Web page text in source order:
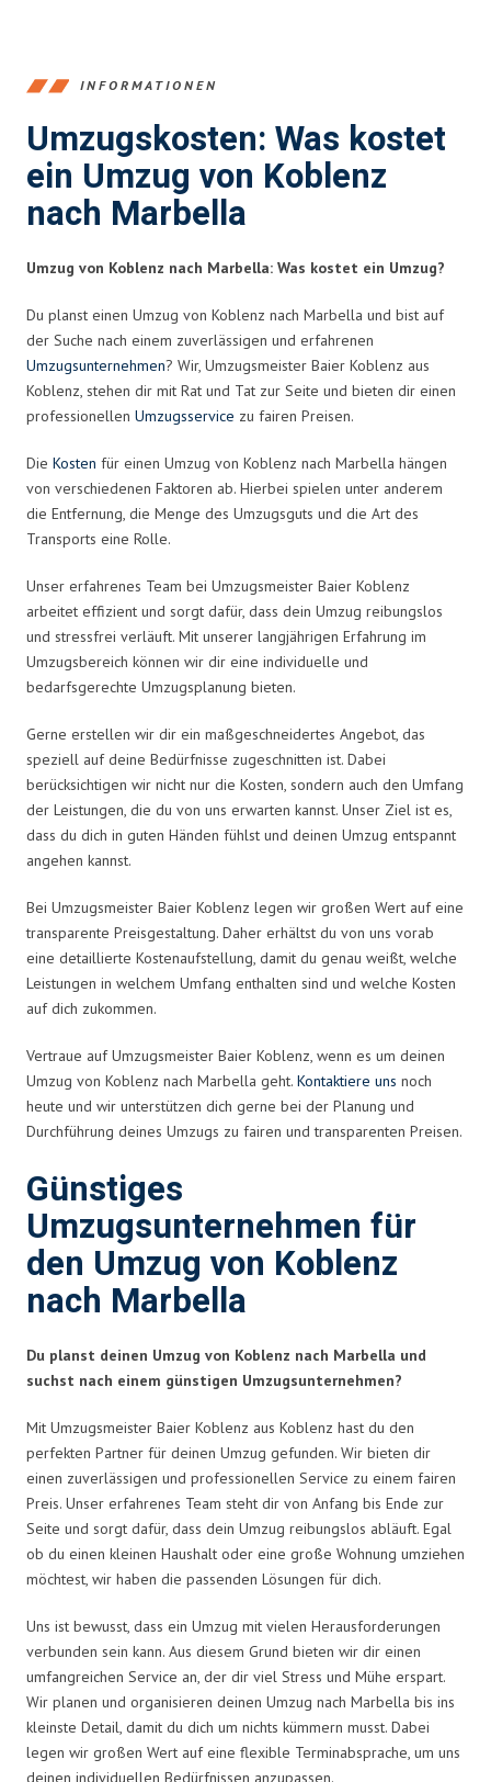
INFORMATIONEN
Umzugskosten: Was kostet
ein Umzug von Koblenz
nach Marbella
Umzug von Koblenz nach Marbella: Was kostet ein Umzug?
Du planst einen Umzug von Koblenz nach Marbella und bist auf
der Suche nach einem zuverlässigen und erfahrenen
Umzugsunternehmen? Wir, Umzugsmeister Baier Koblenz aus
Koblenz, stehen dir mit Rat und Tat zur Seite und bieten dir einen
professionellen Umzugsservice zu fairen Preisen.
Die Kosten für einen Umzug von Koblenz nach Marbella hängen
von verschiedenen Faktoren ab. Hierbei spielen unter anderem
die Entfernung, die Menge des Umzugsguts und die Art des
Transports eine Rolle.
Unser erfahrenes Team bei Umzugsmeister Baier Koblenz
arbeitet effizient und sorgt dafür, dass dein Umzug reibungslos
und stressfrei verläuft. Mit unserer langjährigen Erfahrung im
Umzugsbereich können wir dir eine individuelle und
bedarfsgerechte Umzugsplanung bieten.
Gerne erstellen wir dir ein maßgeschneidertes Angebot, das
speziell auf deine Bedürfnisse zugeschnitten ist. Dabei
berücksichtigen wir nicht nur die Kosten, sondern auch den Umfang
der Leistungen, die du von uns erwarten kannst. Unser Ziel ist es,
dass du dich in guten Händen fühlst und deinen Umzug entspannt
angehen kannst.
Bei Umzugsmeister Baier Koblenz legen wir großen Wert auf eine
transparente Preisgestaltung. Daher erhältst du von uns vorab
eine detaillierte Kostenaufstellung, damit du genau weißt, welche
Leistungen in welchem Umfang enthalten sind und welche Kosten
auf dich zukommen.
Vertraue auf Umzugsmeister Baier Koblenz, wenn es um deinen
Umzug von Koblenz nach Marbella geht. Kontaktiere uns noch
heute und wir unterstützen dich gerne bei der Planung und
Durchführung deines Umzugs zu fairen und transparenten Preisen.
Günstiges
Umzugsunternehmen für
den Umzug von Koblenz
nach Marbella
Du planst deinen Umzug von Koblenz nach Marbella und
suchst nach einem günstigen Umzugsunternehmen?
Mit Umzugsmeister Baier Koblenz aus Koblenz hast du den
perfekten Partner für deinen Umzug gefunden. Wir bieten dir
einen zuverlässigen und professionellen Service zu einem fairen
Preis. Unser erfahrenes Team steht dir von Anfang bis Ende zur
Seite und sorgt dafür, dass dein Umzug reibungslos abläuft. Egal
ob du einen kleinen Haushalt oder eine große Wohnung umziehen
möchtest, wir haben die passenden Lösungen für dich.
Uns ist bewusst, dass ein Umzug mit vielen Herausforderungen
verbunden sein kann. Aus diesem Grund bieten wir dir einen
umfangreichen Service an, der dir viel Stress und Mühe erspart.
Wir planen und organisieren deinen Umzug nach Marbella bis ins
kleinste Detail, damit du dich um nichts kümmern musst. Dabei
legen wir großen Wert auf eine flexible Terminabsprache, um uns
deinen individuellen Bedürfnissen anzupassen.